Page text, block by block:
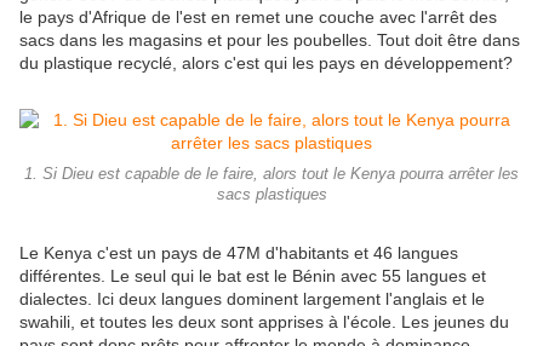
le pays d'Afrique de l'est en remet une couche avec l'arrêt des
sacs dans les magasins et pour les poubelles. Tout doit être dans
du plastique recyclé, alors c'est qui les pays en développement?
1. Si Dieu est capable de le faire, alors tout le Kenya pourra arrêter les
sacs plastiques
Le Kenya c'est un pays de 47M d'habitants et 46 langues
différentes. Le seul qui le bat est le Bénin avec 55 langues et
dialectes. Ici deux langues dominent largement l'anglais et le
swahili, et toutes les deux sont apprises à l'école. Les jeunes du